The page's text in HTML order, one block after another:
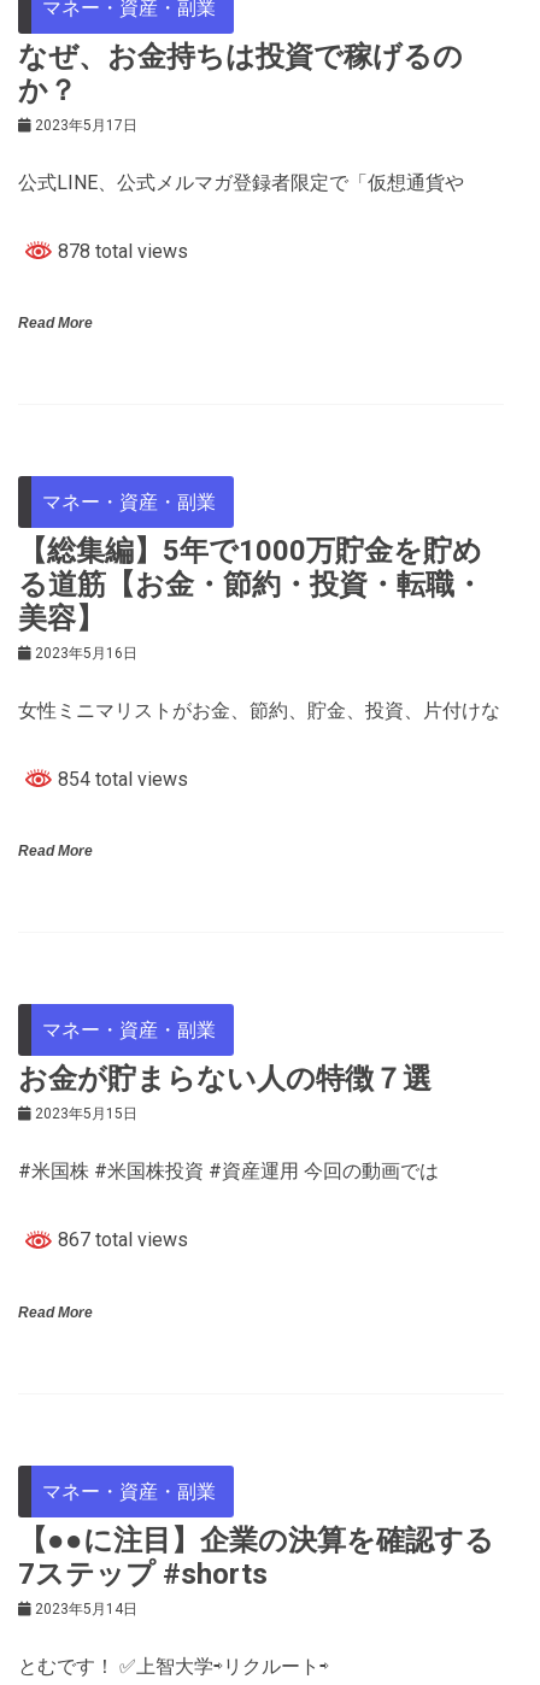
マネー・資産・副業
なぜ、お金持ちは投資で稼げるの
か？
2023年5月17日
公式LINE、公式メルマガ登録者限定で「仮想通貨や
878 total views
Read More
マネー・資産・副業
【総集編】5年で1000万貯金を貯め
る道筋【お金・節約・投資・転職・
美容】
2023年5月16日
女性ミニマリストがお金、節約、貯金、投資、片付けな
854 total views
Read More
マネー・資産・副業
お金が貯まらない人の特徴７選
2023年5月15日
#米国株 #米国株投資 #資産運用 今回の動画では
867 total views
Read More
マネー・資産・副業
【●●に注目】企業の決算を確認する
7ステップ #shorts
2023年5月14日
とむです！ ✅上智大学⇨リクルート⇨